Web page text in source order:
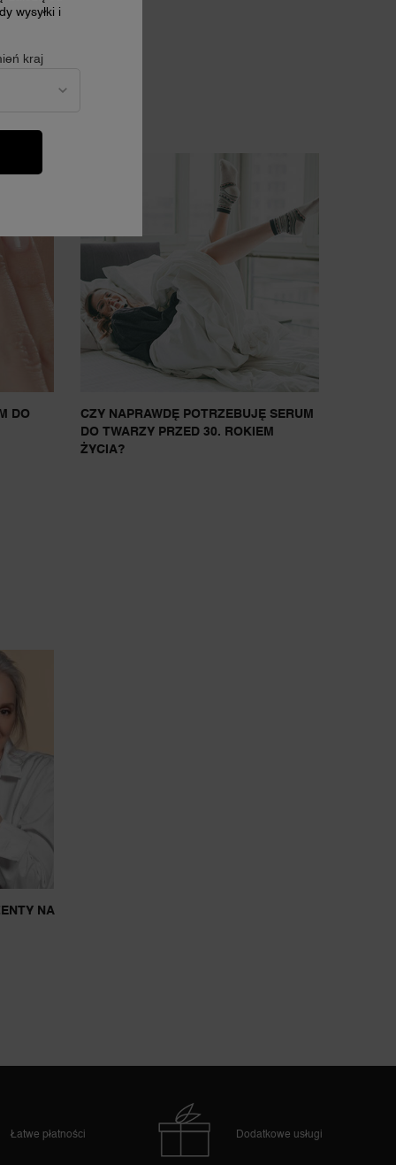
DO
CZY NAPRAWDĘ POTRZEBUJĘ SERUM
DO TWARZY PRZED 30. ROKIEM
ŻYCIA?
NA
Łatwe płatności Dodatkowe usługi
wysyłki i
kraj